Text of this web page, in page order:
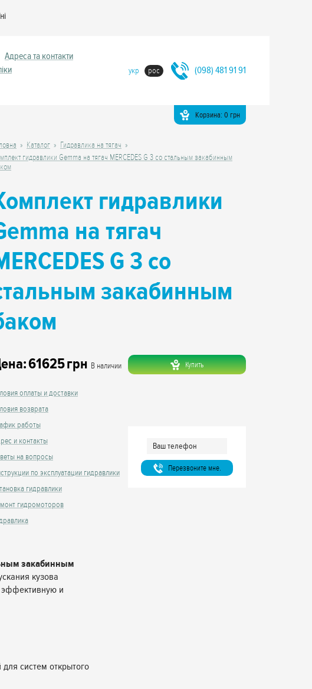
Адреса та контакти
укр рос (098) 481 91 91
Корзина: 0 грн
Каталог
Гидравлика на тягач
гидравлики Gemma на тягач MERCEDES G 3 со стальным закабинным
гидравлики
на тягач
G 3 со
закабинным
61625грн В наличии Купить
оплаты и доставки
возврата
работы
и контакты
на вопросы
по эксплуатации гидравлики
гидравлики
гидромоторов
Перезвоните мне.
закабинным
кузова
эффективную и
систем открытого